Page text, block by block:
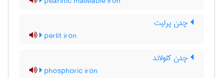
چدن پرلیت
perlit iron
چدن کلولاند
phosphoric iron